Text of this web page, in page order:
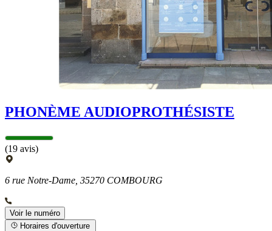
PHONÈME AUDIOPROTHÉSISTE
(19 avis)
6 rue Notre-Dame, 35270 COMBOURG
Voir le numéro
Horaires d'ouverture